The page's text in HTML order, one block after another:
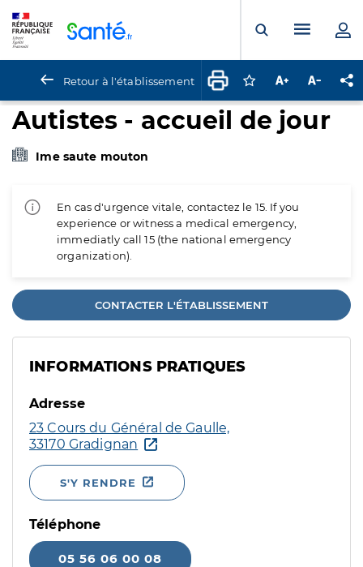
Ouvrir laMenu
Retour à l'établissement Connectez-vous
Augmenter la
Autistes - accueil de jour
Ime saute mouton
En cas d'urgence vitale, contactez le 15. If you
experience or witness a medical emergency,
immediatly call 15 (the national emergency
organization).
CONTACTER L'ÉTABLISSEMENT
INFORMATIONS PRATIQUES
Adresse
23 Cours du Général de Gaulle,
33170 Gradignan
S'Y RENDRE
Téléphone
05 56 06 00 08